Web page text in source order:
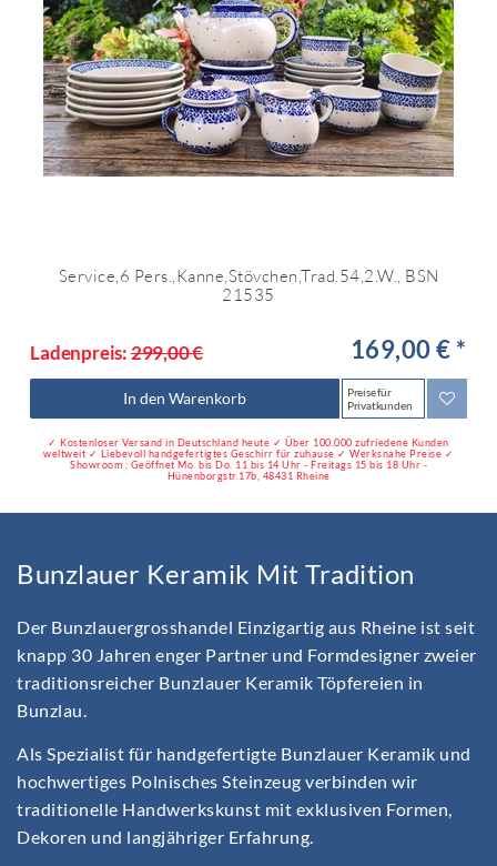
Service,6 Pers.,Kanne,Stövchen,Trad.54,2.W., BSN
21535
Ladenpreis:299,00 € 169,00 € *
In den Warenkorb
Preise für
Privatkunden
✓ Kostenloser Versand in Deutschland heute ✓ Über 100.000 zufriedene Kunden
weltweit ✓ Liebevoll handgefertigtes Geschirr für zuhause ✓ Werksnahe Preise ✓
Showroom : Geöffnet Mo. bis Do. 11 bis 14 Uhr - Freitags 15 bis 18 Uhr -
Hünenborgstr.17b, 48431 Rheine
Bunzlauer Keramik Mit Tradition
Der Bunzlauergrosshandel Einzigartig aus Rheine ist seit
knapp 30 Jahren enger Partner und Formdesigner zweier
traditionsreicher Bunzlauer Keramik Töpfereien in
Bunzlau.
Als Spezialist für handgefertigte Bunzlauer Keramik und
hochwertiges Polnisches Steinzeug verbinden wir
traditionelle Handwerkskunst mit exklusiven Formen,
Dekoren und langjähriger Erfahrung.